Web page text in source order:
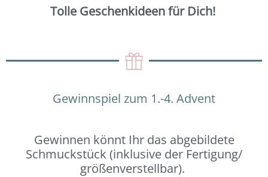
Tolle Geschenkideen für Dich!
Gewinnspiel zum 1.-4. Advent
Gewinnen könnt Ihr das abgebildete
Schmuckstück (inklusive der Fertigung/
größenverstellbar).